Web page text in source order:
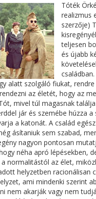
Tóték
realizmus
szerzője)
teljesen
és újabb
alatt szolgáló fiukat,
az életét, hogy az
mivel túl magasnak
jár és szemébe húzza a
a katonát. A család
ásítaniuk sem szabad,
nagyon pontosan
néha apró lépésekben,
normalitástól az élet,
helyzetben racionálisan
ami mindenki szerint
nem akarják vagy nem